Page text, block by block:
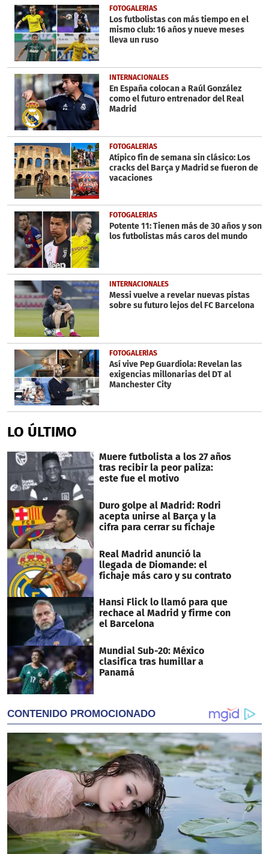
2
minutes,
9
seconds
FOTOGALERÍAS
Los futbolistas con más tiempo en el
mismo club: 16 años y nueve meses
lleva un ruso
INTERNACIONALES
En España colocan a Raúl González
como el futuro entrenador del Real
Madrid
FOTOGALERÍAS
Atípico fin de semana sin clásico: Los
cracks del Barça y Madrid se fueron de
vacaciones
FOTOGALERÍAS
Potente 11: Tienen más de 30 años y son
los futbolistas más caros del mundo
INTERNACIONALES
Messi vuelve a revelar nuevas pistas
sobre su futuro lejos del FC Barcelona
FOTOGALERÍAS
Así vive Pep Guardiola: Revelan las
exigencias millonarias del DT al
Manchester City
LO ÚLTIMO
Muere futbolista a los 27 años
tras recibir la peor paliza:
este fue el motivo
Duro golpe al Madrid: Rodri
acepta unirse al Barça y la
cifra para cerrar su fichaje
Real Madrid anunció la
llegada de Diomande: el
fichaje más caro y su contrato
Hansi Flick lo llamó para que
rechace al Madrid y firme con
el Barcelona
Mundial Sub-20: México
clasifica tras humillar a
Panamá